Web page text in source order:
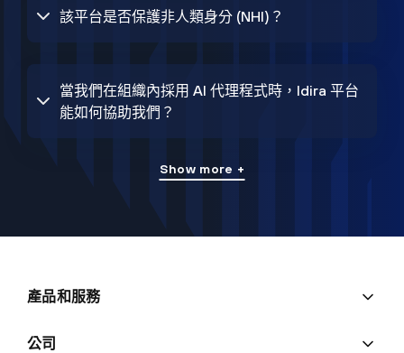
該平台是否保護非人類身分 (NHI)？
當我們在組織內採用 AI 代理程式時，Idira 平台
能如何協助我們？
Show more +
產品和服務
公司